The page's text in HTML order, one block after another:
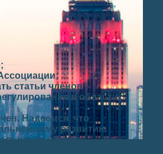
статьи членов
в области
Надеемся, что
развитию
членов